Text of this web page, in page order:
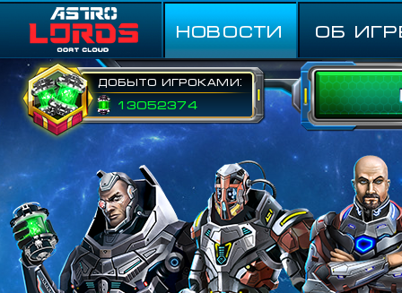
ОБ
НОВОСТИ
Добыто игроками:
13052374